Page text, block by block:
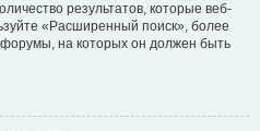
результатов, которые веб-
«Расширенный поиск», более
форумы, на которых он должен быть